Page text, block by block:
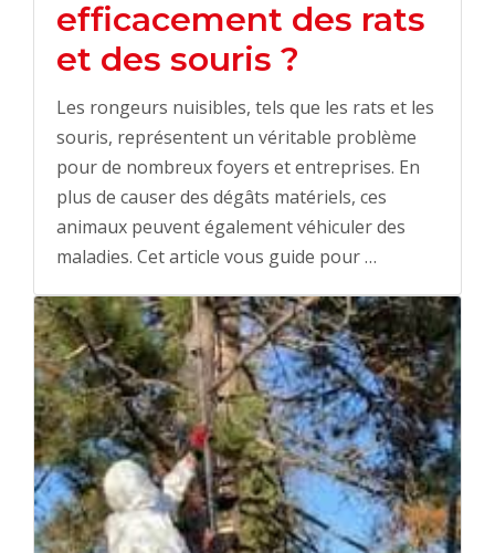
efficacement des rats
et des souris ?
Les rongeurs nuisibles, tels que les rats et les
souris, représentent un véritable problème
pour de nombreux foyers et entreprises. En
plus de causer des dégâts matériels, ces
animaux peuvent également véhiculer des
maladies. Cet article vous guide pour …